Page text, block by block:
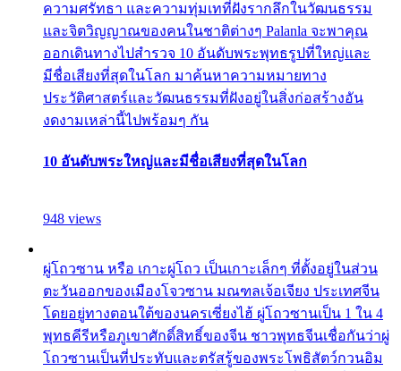
ความศรัทธา และความทุ่มเทที่ฝังรากลึกในวัฒนธรรม
และจิตวิญญาณของคนในชาติต่างๆ Palanla จะพาคุณ
ออกเดินทางไปสำรวจ 10 อันดับพระพุทธรูปที่ใหญ่และ
มีชื่อเสียงที่สุดในโลก มาค้นหาความหมายทาง
ประวัติศาสตร์และวัฒนธรรมที่ฝังอยู่ในสิ่งก่อสร้างอัน
งดงามเหล่านี้ไปพร้อมๆ กัน
10 อันดับพระใหญ่และมีชื่อเสียงที่สุดในโลก
948 views
ผู่โถวซาน หรือ เกาะผู่โถว เป็นเกาะเล็กๆ ที่ตั้งอยู่ในส่วน
ตะวันออกของเมืองโจวซาน มณฑลเจ้อเจียง ประเทศจีน
โดยอยู่ทางตอนใต้ของนครเซี่ยงไฮ้ ผู่โถวซานเป็น 1 ใน 4
พุทธคีรีหรือภูเขาศักดิ์สิทธิ์ของจีน ชาวพุทธจีนเชื่อกันว่าผู่
โถวซานเป็นที่ประทับและตรัสรู้ของพระโพธิสัตว์กวนอิม